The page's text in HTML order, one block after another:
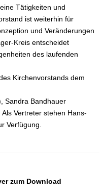
Tätigkeiten und
ist weiterhin für
und Veränderungen
Kreis entscheidet
des laufenden
Kirchenvorstands dem
Sandra Bandhauer
Vertreter stehen Hans-
Verfügung.
zum Download